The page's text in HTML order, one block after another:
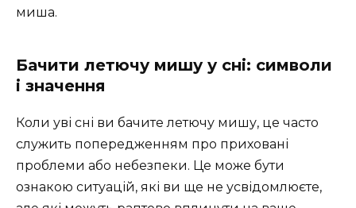
миша.
Бачити летючу мишу у сні: символи
і значення
Коли уві сні ви бачите летючу мишу, це часто
служить попередженням про приховані
проблеми або небезпеки. Це може бути
ознакою ситуацій, які ви ще не усвідомлюєте,